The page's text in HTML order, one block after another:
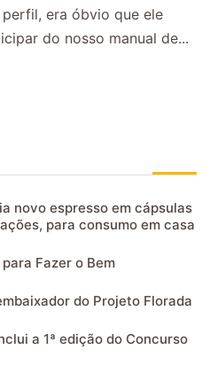
era óbvio que ele
do nosso manual de...
novo espresso em cápsulas
para consumo em casa
Fazer o Bem
do Projeto Florada
a 1ª edição do Concurso